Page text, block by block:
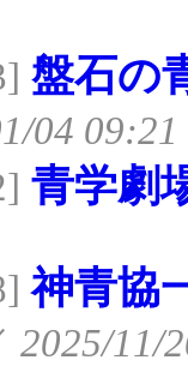
盤石の
04 09:21
青学劇
神青協
2025/11/